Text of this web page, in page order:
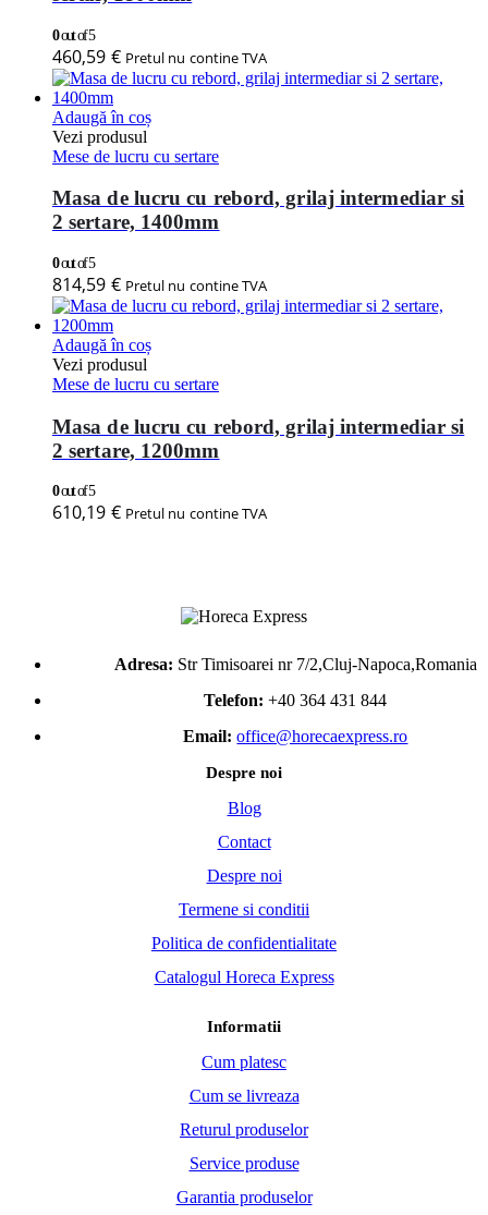
0out of 5
460,59 € Pretul nu contine TVA
Adaugă în coș
Vezi produsul
Mese de lucru cu sertare
Masa de lucru cu rebord, grilaj intermediar si
2 sertare, 1400mm
0out of 5
814,59 € Pretul nu contine TVA
Adaugă în coș
Vezi produsul
Mese de lucru cu sertare
Masa de lucru cu rebord, grilaj intermediar si
2 sertare, 1200mm
0out of 5
610,19 € Pretul nu contine TVA
Adresa: Str Timisoarei nr 7/2,Cluj-Napoca,Romania
Telefon: +40 364 431 844
Email: office@horecaexpress.ro
Despre noi
Blog
Contact
Despre noi
Termene si conditii
Politica de confidentialitate
Catalogul Horeca Express
Informatii
Cum platesc
Cum se livreaza
Returul produselor
Service produse
Garantia produselor